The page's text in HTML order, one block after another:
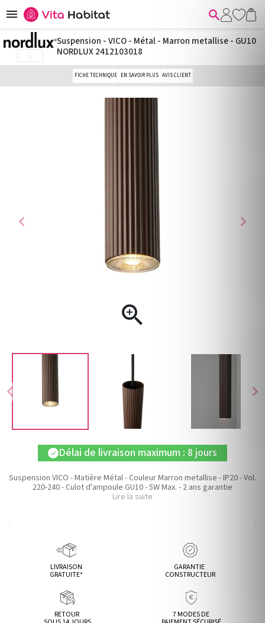
 
chevron_left chevron_right
chevron_left

chevron_right
Suspension - VICO - Métal - Marron metallise - GU10
NORDLUX 2412103018
FICHE TECHNIQUE EN SAVOIR PLUS AVIS CLIENT
check Délai de livraison maximum : 8 jours
Suspension VICO - Matière Métal - Couleur Marron metallise - IP20 - Vol.
220-240 - Culot d'ampoule GU10 - 5W Max. - 2 ans garantie
Lire la suite
LIVRAISON
GRATUITE*
GARANTIE
CONSTRUCTEUR
RETOUR 7 MODES DE